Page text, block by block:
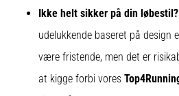
Ikke helt sikker på din løbestil?
udelukkende baseret på design
være fristende, men det er
at kigge forbi vores